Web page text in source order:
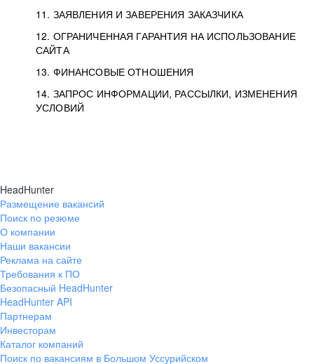
11. ЗАЯВЛЕНИЯ И ЗАВЕРЕНИЯ ЗАКАЗЧИКА
12. ОГРАНИЧЕННАЯ ГАРАНТИЯ НА ИСПОЛЬЗОВАНИЕ
САЙТА
13. ФИНАНСОВЫЕ ОТНОШЕНИЯ
14. ЗАПРОС ИНФОРМАЦИИ, РАССЫЛКИ, ИЗМЕНЕНИЯ
УСЛОВИЙ
HeadHunter
Размещение вакансий
Поиск по резюме
О компании
Наши вакансии
Реклама на сайте
Требования к ПО
Безопасный HeadHunter
HeadHunter API
Партнерам
Инвесторам
Каталог компаний
Поиск по вакансиям в Большом Уссурийском